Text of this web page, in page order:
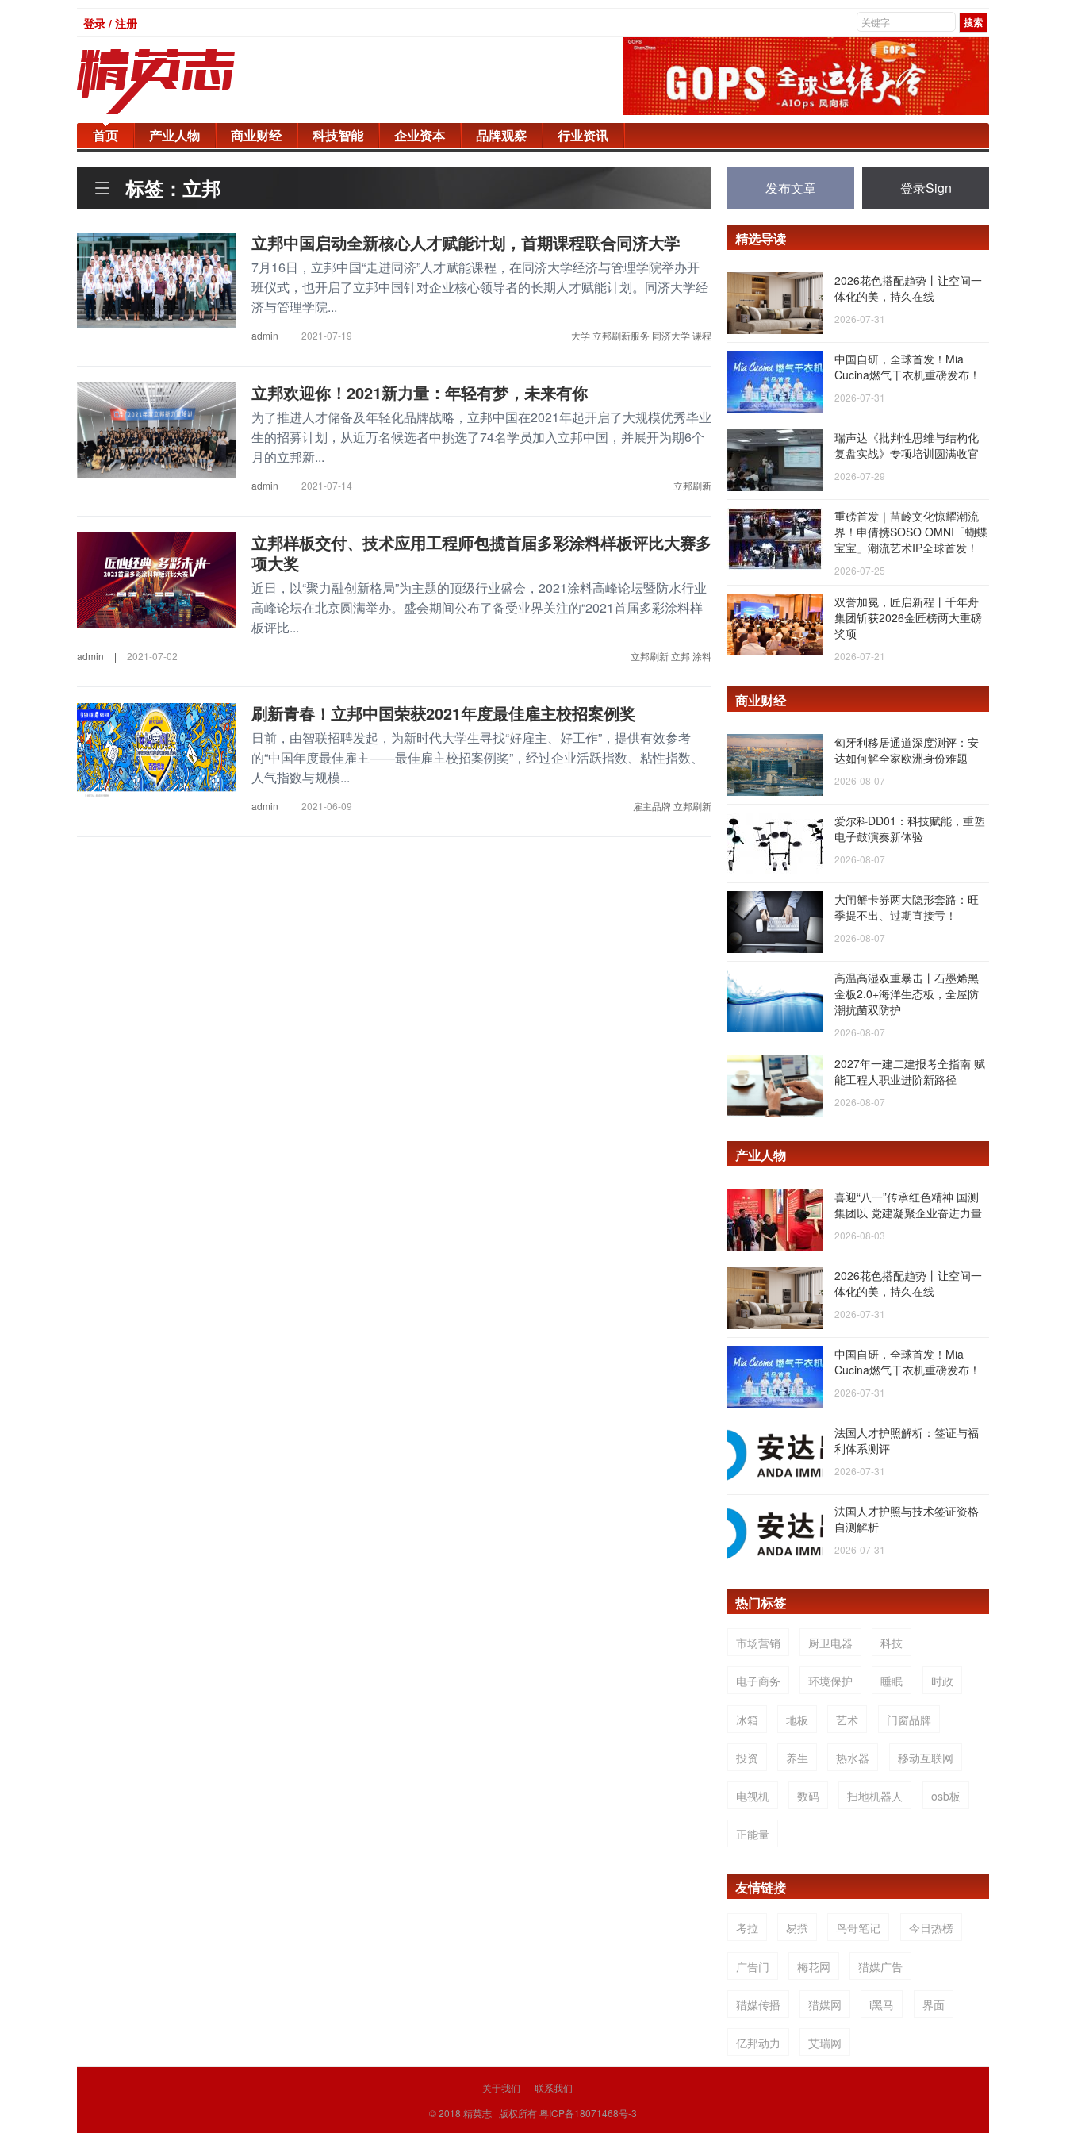
登录 / 注册
首页 产业人物 商业财经 科技智能 企业资本 品牌观察 行业资讯
标签：立邦
立邦中国启动全新核心人才赋能计划，首期课程联合同济大学
7月16日，立邦中国“走进同济”人才赋能课程，在同济大学经济与管理学院举办开
班仪式，也开启了立邦中国针对企业核心领导者的长期人才赋能计划。同济大学经
济与管理学院...
admin | 2021-07-19 大学 立邦刷新服务 同济大学课程
立邦欢迎你！2021新力量：年轻有梦，未来有你
为了推进人才储备及年轻化品牌战略，立邦中国在2021年起开启了大规模优秀毕业
生的招募计划，从近万名候选者中挑选了74名学员加入立邦中国，并展开为期6个
月的立邦新...
admin | 2021-07-14 立邦刷新
立邦样板交付、技术应用工程师包揽首届多彩涂料样板评比大赛多
项大奖
近日，以“聚力融创新格局”为主题的顶级行业盛会，2021涂料高峰论坛暨防水行业
高峰论坛在北京圆满举办。盛会期间公布了备受业界关注的“2021首届多彩涂料样
板评比...
admin | 2021-07-02 立邦刷新 立邦涂料
刷新青春！立邦中国荣获2021年度最佳雇主校招案例奖
日前，由智联招聘发起，为新时代大学生寻找“好雇主、好工作”，提供有效参考
的“中国年度最佳雇主——最佳雇主校招案例奖”，经过企业活跃指数、粘性指数、
人气指数与规模...
admin | 2021-06-09 雇主品牌 立邦刷新
发布文章 登录Sign
精选导读
2026花色搭配趋势丨让空间一
体化的美，持久在线
2026-07-31
中国自研，全球首发！Mia
Cucina燃气干衣机重磅发布！
2026-07-31
瑞声达《批判性思维与结构化
复盘实战》专项培训圆满收官
2026-07-29
重磅首发｜苗岭文化惊耀潮流
界！申倩携SOSO OMNI「蝴蝶
宝宝」潮流艺术IP全球首发！
2026-07-25
双誉加冕，匠启新程丨千年舟
集团斩获2026金匠榜两大重磅
奖项
2026-07-21
商业财经
匈牙利移居通道深度测评：安
达如何解全家欧洲身份难题
2026-08-07
爱尔科DD01：科技赋能，重塑
电子鼓演奏新体验
2026-08-07
大闸蟹卡券两大隐形套路：旺
季提不出、过期直接亏！
2026-08-07
高温高湿双重暴击丨石墨烯黑
金板2.0+海洋生态板，全屋防
潮抗菌双防护
2026-08-07
2027年一建二建报考全指南 赋
能工程人职业进阶新路径
2026-08-07
产业人物
喜迎“八一”传承红色精神 国测
集团以 党建凝聚企业奋进力量
2026-08-03
2026花色搭配趋势丨让空间一
体化的美，持久在线
2026-07-31
中国自研，全球首发！Mia
Cucina燃气干衣机重磅发布！
2026-07-31
法国人才护照解析：签证与福
利体系测评
2026-07-31
法国人才护照与技术签证资格
自测解析
2026-07-31
热门标签
市场营销 厨卫电器 科技
电子商务 环境保护 睡眠 时政
冰箱 地板 艺术 门窗品牌
投资 养生 热水器 移动互联网
电视机 数码 扫地机器人 osb板
正能量
友情链接
考拉 易撰 鸟哥笔记 今日热榜
广告门 梅花网 猎媒广告
猎媒传播 猎媒网 i黑马 界面
亿邦动力 艾瑞网
关于我们
联系我们
© 2018 精英志 版权所有粤ICP备18071468号-3